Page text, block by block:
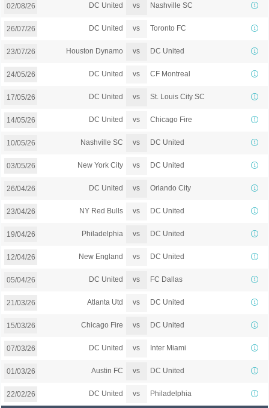
02/08/26 DC United vs Nashville SC
26/07/26 DC United vs Toronto FC
23/07/26 Houston Dynamo vs DC United
24/05/26 DC United vs CF Montreal
17/05/26 DC United vs St. Louis City SC
14/05/26 DC United vs Chicago Fire
10/05/26 Nashville SC vs DC United
03/05/26 New York City vs DC United
26/04/26 DC United vs Orlando City
23/04/26 NY Red Bulls vs DC United
19/04/26 Philadelphia vs DC United
12/04/26 New England vs DC United
05/04/26 DC United vs FC Dallas
21/03/26 Atlanta Utd vs DC United
15/03/26 Chicago Fire vs DC United
07/03/26 DC United vs Inter Miami
01/03/26 Austin FC vs DC United
22/02/26 DC United vs Philadelphia